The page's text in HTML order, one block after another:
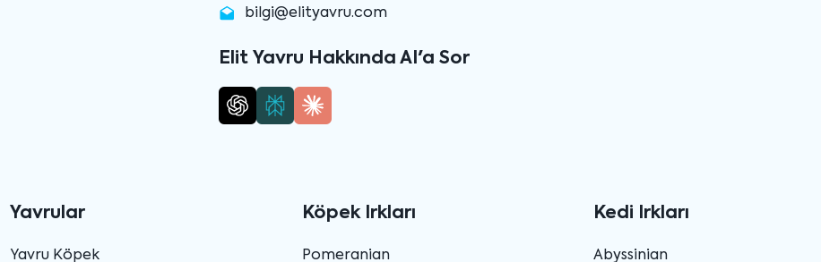
Yavrular
Yavru Köpek
Köpek Irkları
Pomeranian
Kedi Irkları
Abyssinian
bilgi@elityavru.com
Elit Yavru Hakkında AI'a Sor